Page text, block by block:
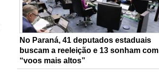
No Paraná, 41 deputados estaduais
buscam a reeleição e 13 sonham com
“voos mais altos”